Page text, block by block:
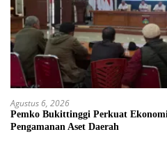
Agustus 6, 2026
Pemko Bukittinggi Perkuat
Pengamanan Aset Daerah